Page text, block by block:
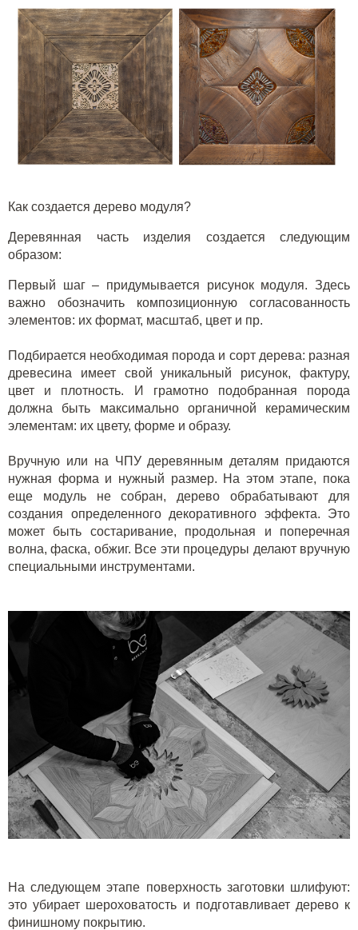
Как создается дерево модуля?
Деревянная часть изделия создается следующим
образом:
Первый шаг – придумывается рисунок модуля. Здесь
важно обозначить композиционную согласованность
элементов: их формат, масштаб, цвет и пр.
Подбирается необходимая порода и сорт дерева: разная
древесина имеет свой уникальный рисунок, фактуру,
цвет и плотность. И грамотно подобранная порода
должна быть максимально органичной керамическим
элементам: их цвету, форме и образу.
Вручную или на ЧПУ деревянным деталям придаются
нужная форма и нужный размер. На этом этапе, пока
еще модуль не собран, дерево обрабатывают для
создания определенного декоративного эффекта. Это
может быть состаривание, продольная и поперечная
волна, фаска, обжиг. Все эти процедуры делают вручную
специальными инструментами.
На следующем этапе поверхность заготовки шлифуют:
это убирает шероховатость и подготавливает дерево к
финишному покрытию.